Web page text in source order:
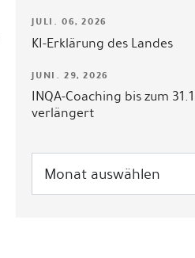
JULI. 06, 2026
KI-Erklärung des Landes
JUNI. 29, 2026
INQA-Coaching bis zum
verlängert